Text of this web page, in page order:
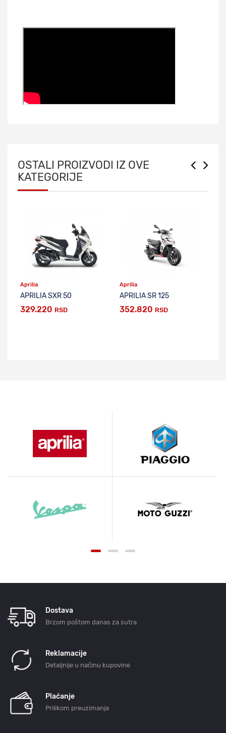
OSTALI PROIZVODI IZ OVE
KATEGORIJE
Aprilia
APRILIA SXR 50
329.220 RSD
Aprilia
APRILIA SR 125
352.820 RSD
Dostava
Brzom poštom danas za sutra
Reklamacije
Detaljnije u načinu kupovine
Plaćanje
Prilikom preuzimanja